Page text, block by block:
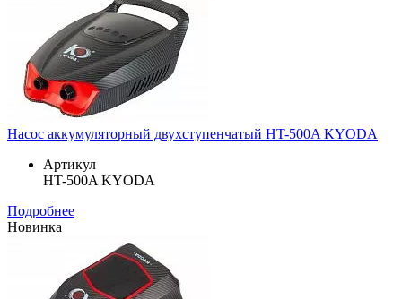
Насос аккумуляторный двухступенчатый HT-500A KYODA
Артикул
HT-500A KYODA
Подробнее
Новинка